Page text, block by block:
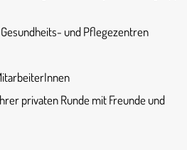
und Pflegezentren
privaten Runde mit Freunde und